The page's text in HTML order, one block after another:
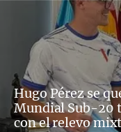
Hugo Pérez se
Mundial Sub-20
con el relevo